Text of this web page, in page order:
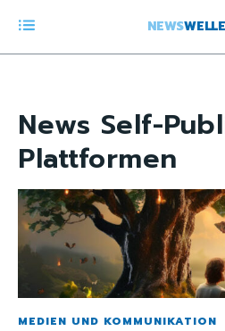
NEWSWELLE
News Self-
Plattformen
MEDIEN UND KOMMUNIKATION